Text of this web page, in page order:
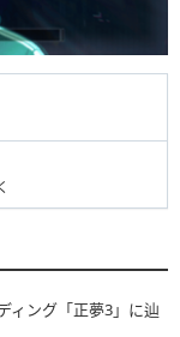
ィング「正夢3」に辿